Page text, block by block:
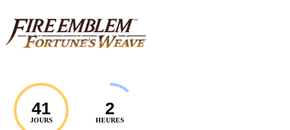
41
JOURS
2
HEURES